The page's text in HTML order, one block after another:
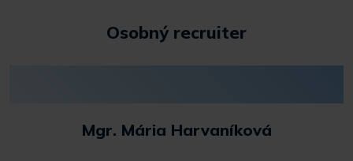
Osobný recruiter
Mgr. Mária Harvaníková